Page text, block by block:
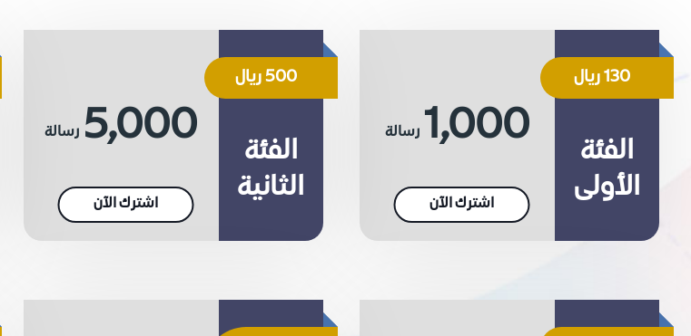
الفئة
الأولى
130 ريال
1,000 رسالة
اشترك الآن
الفئة
الثانية
500 ريال
5,000 رسالة
اشترك الآن